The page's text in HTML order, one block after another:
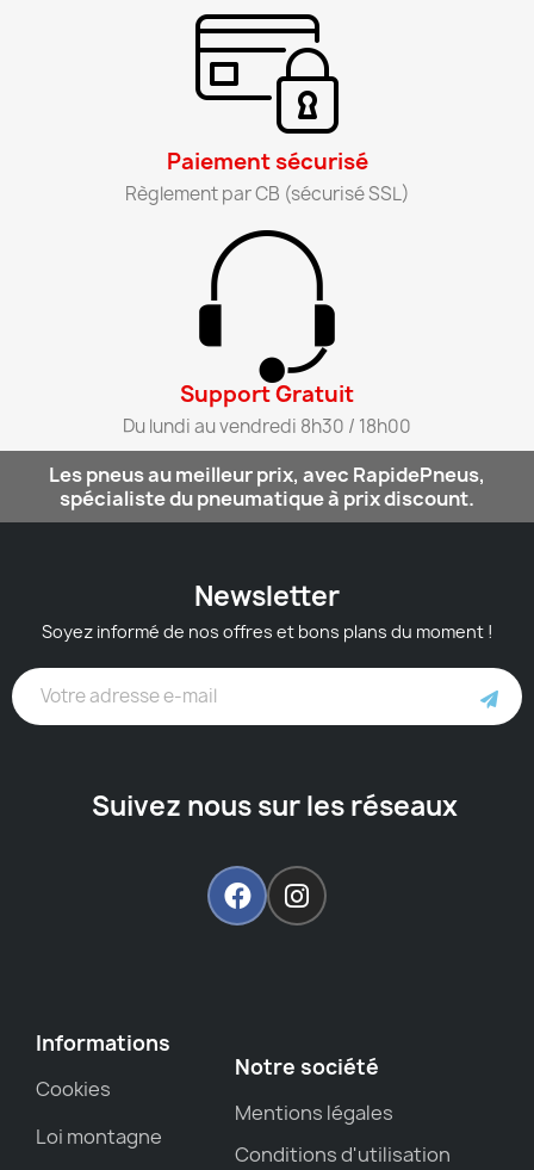
Paiement sécurisé​
Règlement par CB (sécurisé SSL)​
Support Gratuit​
Du lundi au vendredi 8h30 / 18h00​
Les pneus au meilleur prix, avec RapidePneus,
spécialiste du pneumatique à prix discount.
Newsletter
Soyez informé de nos offres et bons plans du moment !
Suivez nous sur les réseaux
Informations
Cookies
Loi montagne
Notre société
Mentions légales
Conditions d'utilisation